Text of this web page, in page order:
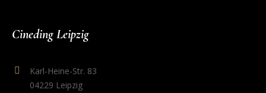
Cineding Leipzig
Karl-Heine-Str. 83
04229 Leipzig